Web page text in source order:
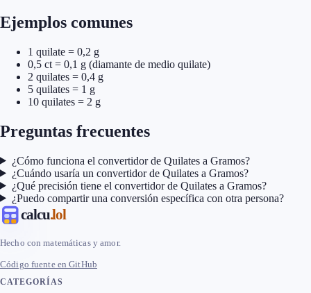
Ejemplos comunes
1 quilate = 0,2 g
0,5 ct = 0,1 g (diamante de medio quilate)
2 quilates = 0,4 g
5 quilates = 1 g
10 quilates = 2 g
Preguntas frecuentes
¿Cómo funciona el convertidor de Quilates a Gramos?
¿Cuándo usaría un convertidor de Quilates a Gramos?
¿Qué precisión tiene el convertidor de Quilates a Gramos?
¿Puedo compartir una conversión específica con otra persona?
calcu.lol
Hecho con matemáticas y amor.
Código fuente en GitHub
CATEGORÍAS